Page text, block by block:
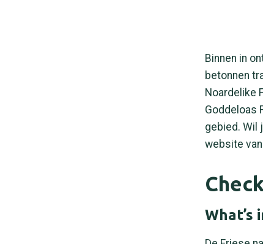
Binnen in
betonnen
Noardelike
Goddeloas
gebied. Wil
website van
What’s